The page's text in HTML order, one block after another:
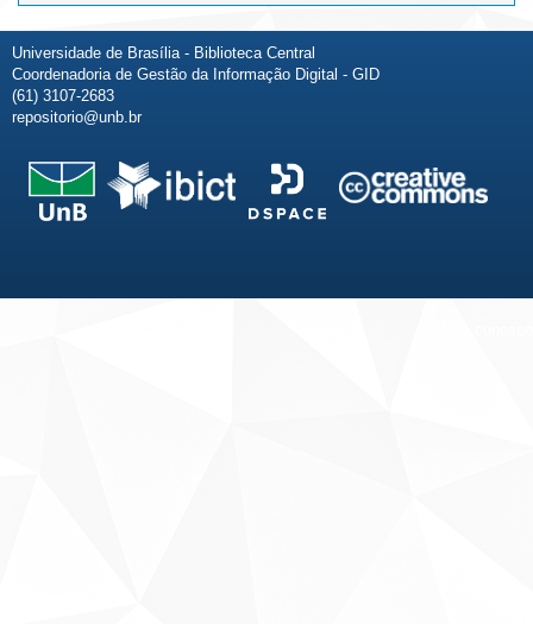
Universidade de Brasília - Biblioteca Central
Coordenadoria de Gestão da Informação Digital - GID
(61) 3107-2683
repositorio@unb.br